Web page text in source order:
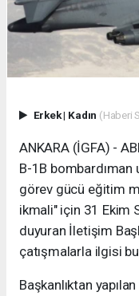
Erkek| Kadın (Haberi
ANKARA (İGFA) -
B-1B bombardıman
görev gücü eğitim
ikmali" için 31 Ekim
duyuran İletişim
çatışmalarla ilgisi
Başkanlıktan